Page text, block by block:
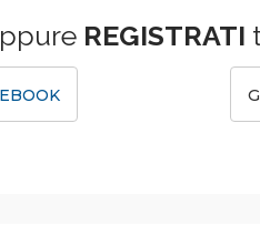
REGISTRATI